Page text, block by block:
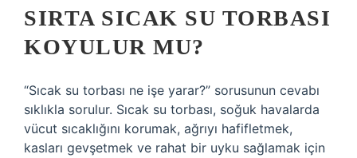
SIRTA SICAK SU TORBASI
KOYULUR MU?
“Sıcak su torbası ne işe yarar?” sorusunun cevabı
sıklıkla sorulur. Sıcak su torbası, soğuk havalarda
vücut sıcaklığını korumak, ağrıyı hafifletmek,
kasları gevşetmek ve rahat bir uyku sağlamak için